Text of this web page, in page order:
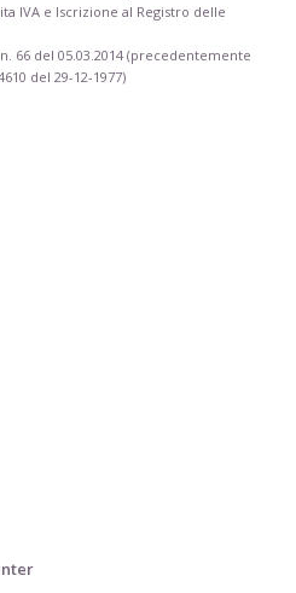
IVA e Iscrizione al Registro delle
66 del 05.03.2014 (precedentemente
del 29-12-1977)